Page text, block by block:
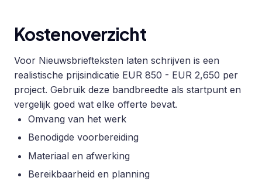
Kostenoverzicht
Voor Nieuwsbriefteksten laten schrijven is een
realistische prijsindicatie EUR 850 - EUR 2,650 per
project. Gebruik deze bandbreedte als startpunt en
vergelijk goed wat elke offerte bevat.
Omvang van het werk
Benodigde voorbereiding
Materiaal en afwerking
Bereikbaarheid en planning